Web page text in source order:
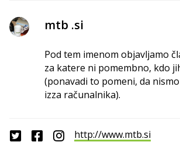
mtb .si
Pod tem imenom objavljamo
za katere ni pomembno, kdo
(ponavadi to pomeni, da
izza računalnika).
http://www.mtb.si